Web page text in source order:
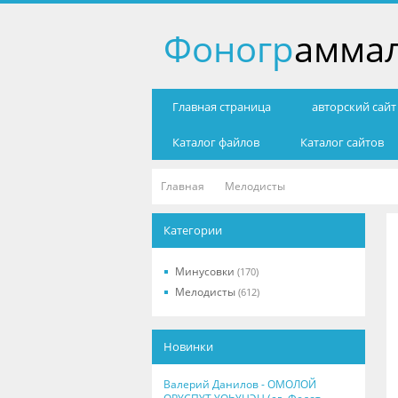
Фоногр
Главная страница авторский
Каталог файлов Каталог сайтов
Главная Мелодисты
Категории
Минусовки (170)
Мелодисты (612)
Новинки
Валерий Данилов - ОМОЛОЙ